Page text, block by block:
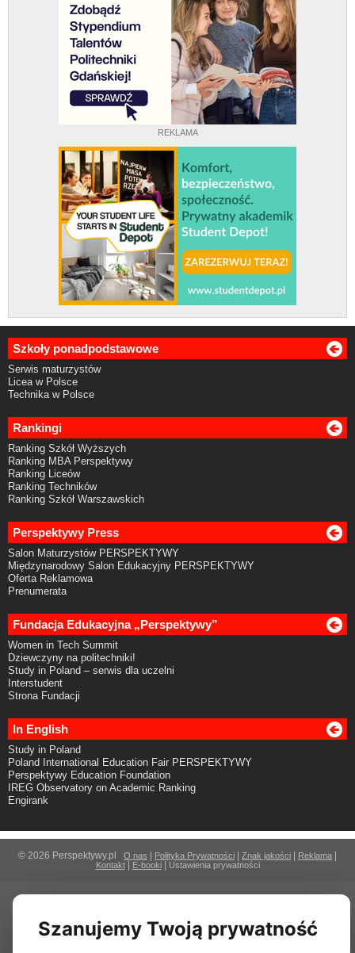
REKLAMA
Szkoły ponadpodstawowe
Serwis maturzystów
Licea w Polsce
Technika w Polsce
Rankingi
Ranking Szkół Wyższych
Ranking MBA Perspektywy
Ranking Liceów
Ranking Techników
Ranking Szkół Warszawskich
Perspektywy Press
Salon Maturzystów PERSPEKTYWY
Międzynarodowy Salon Edukacyjny PERSPEKTYWY
Oferta Reklamowa
Prenumerata
Fundacja Edukacyjna „Perspektywy”
Women in Tech Summit
Dziewczyny na politechniki!
Study in Poland – serwis dla uczelni
Interstudent
Strona Fundacji
In English
Study in Poland
Poland International Education Fair PERSPEKTYWY
Perspektywy Education Foundation
IREG Observatory on Academic Ranking
Engirank
© 2026 Perspektywy.pl O nas Polityka Prywatności Znak jakości Reklama
Kontakt| E-booki| Ustawienia prywatności
Szanujemy Twoją prywatność